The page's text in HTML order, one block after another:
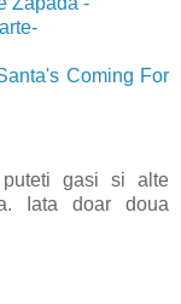
Coming For
puteti gasi si alte
Iata doar doua